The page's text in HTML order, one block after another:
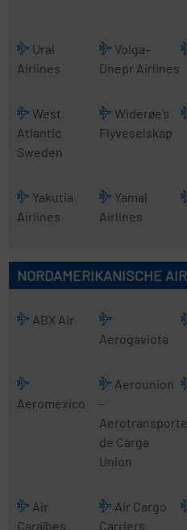
Ural
Airlines
Volga-
Dnepr Airlines
West
Atlantic
Sweden
Widerøe’s
Flyveselskap
Yakutia
Airlines
Yamal
Airlines
NORDAMERIKANISCHE
ABX Air
Aerogaviota
Aeroméxico
Aerounion
-
Aerotransporte
de Carga
Union
Air
Caraïbes
Air Cargo
Carriers